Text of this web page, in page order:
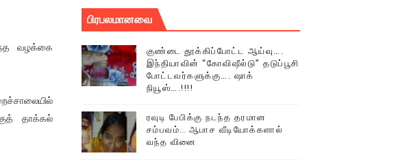
சுவிஸ் (செய்தியும்,படங்களும்..)
கவனயீர்ப்புப் போராட்டத்தில் திரண்ட தமிழ்மக்கள்!!
வழக்கை
தாக்கல்
பிரபலமானவை
குண்டை தூக்கிப்போட்ட ஆய்வு….
இந்தியாவின் “கோவிஷீல்டு” தடுப்பூசி
போட்டவர்களுக்கு…. ஷாக்
நியூஸ்….!!!!
ரவுடி பேபிக்கு நடந்த தரமான
சம்பவம்.. ஆபாச வீடியோக்களால்
வந்த வினை